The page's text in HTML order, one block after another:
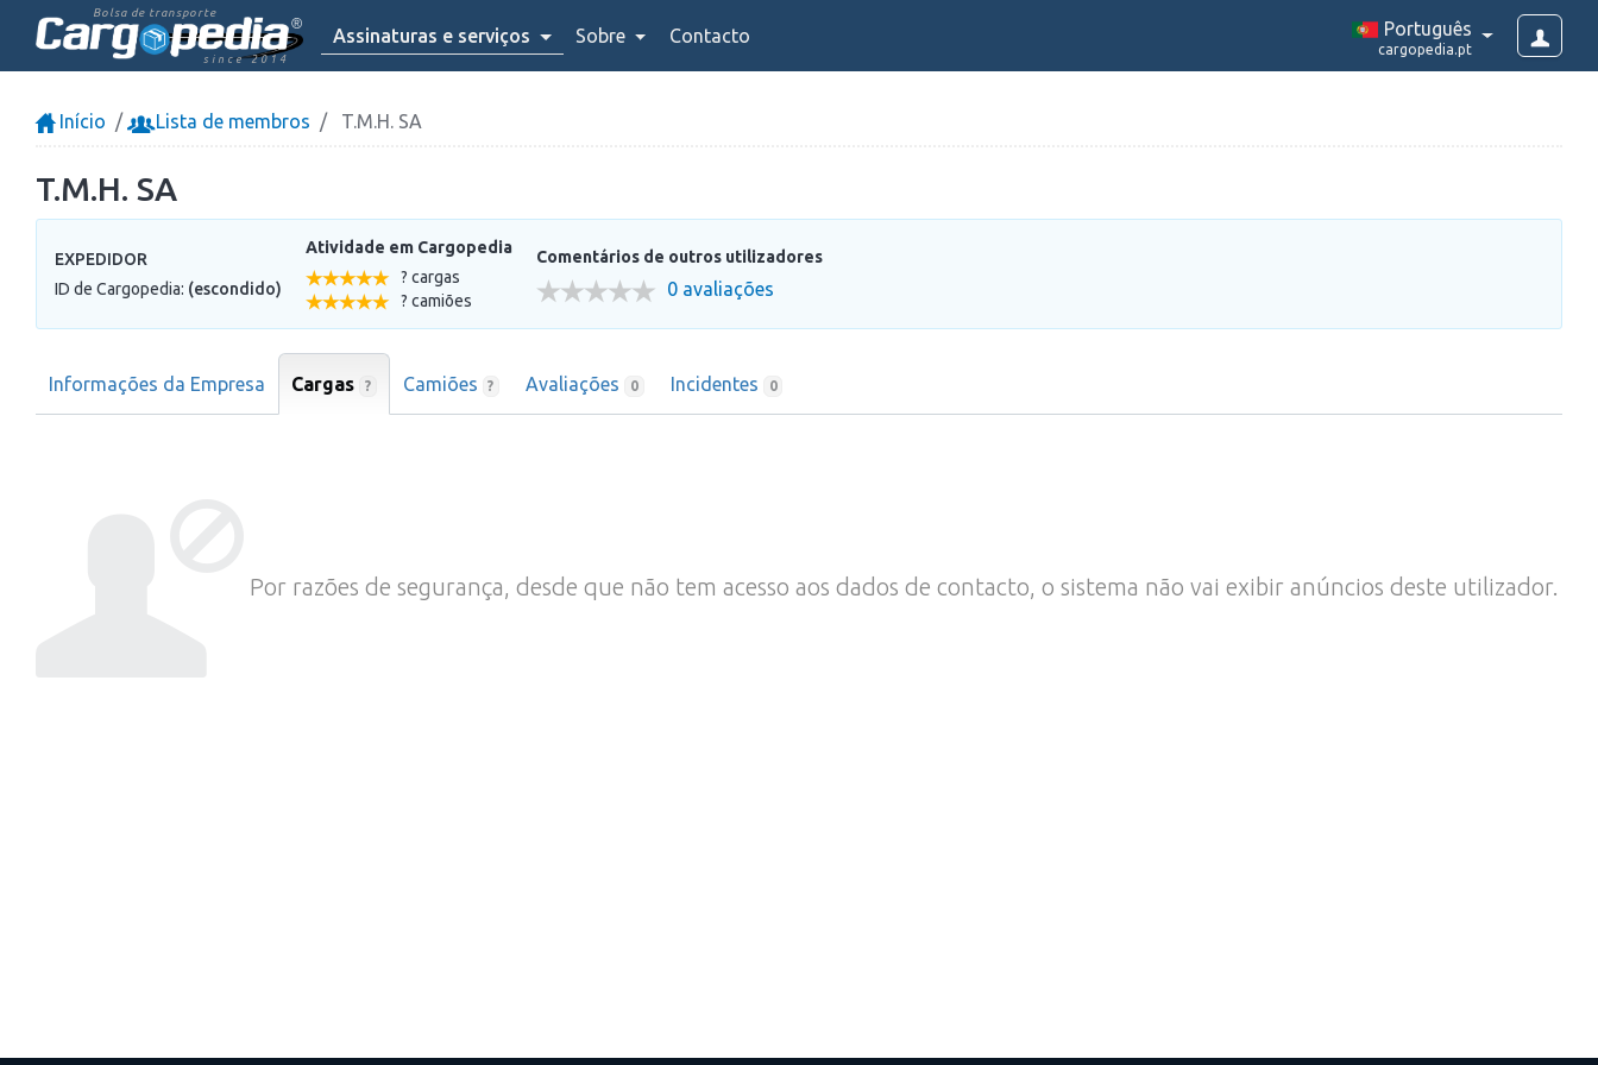
Bolsa de transporte
since 2014
Assinaturas e serviços Sobre Contacto Português
cargopedia.pt
Início Lista de membros T.M.H. SA
T.M.H. SA
EXPEDIDOR
ID de Cargopedia: (escondido)
Atividade em Cargopedia
? cargas
? camiões
Comentários de outros utilizadores
0 avaliações
Informações da Empresa Cargas ? Camiões ? Avaliações 0 Incidentes 0
Por razões de segurança, desde que não tem acesso aos dados de contacto, o sistema não vai exibir anúncios deste utilizador.